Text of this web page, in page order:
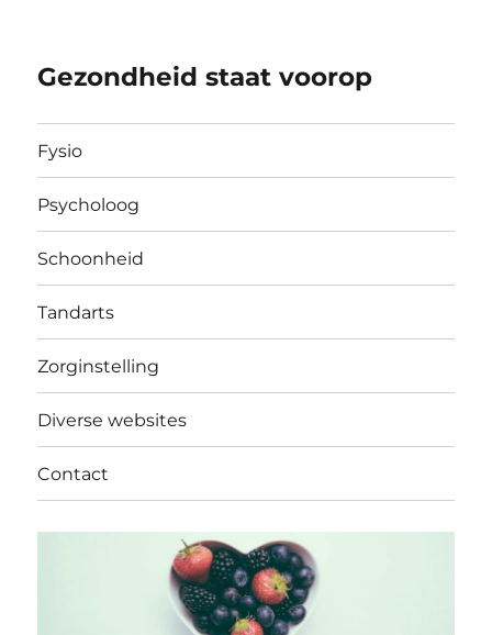
Gezondheid staat voorop
Fysio
Psycholoog
Schoonheid
Tandarts
Zorginstelling
Diverse websites
Contact